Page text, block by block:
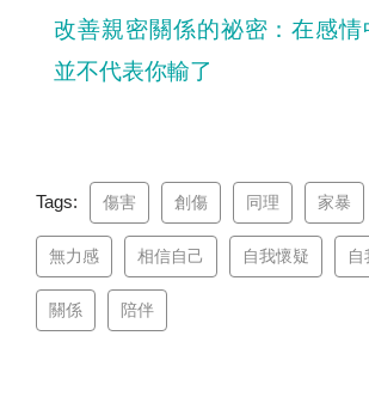
改善親密關係的祕密：在感情
並不代表你輸了
Tags: 傷害 創傷 同理 家暴
無力感 相信自己 自我懷疑 自
關係 陪伴